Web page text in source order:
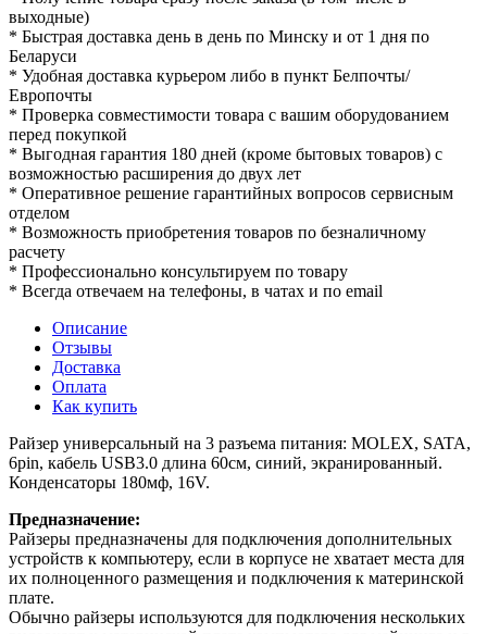
выходные)
* Быстрая доставка день в день по Минску и от 1 дня по
Беларуси
* Удобная доставка курьером либо в пункт Белпочты/
Европочты
* Проверка совместимости товара с вашим оборудованием
перед покупкой
* Выгодная гарантия 180 дней (кроме бытовых товаров) с
возможностью расширения до двух лет
* Оперативное решение гарантийных вопросов сервисным
отделом
* Возможность приобретения товаров по безналичному
расчету
* Профессионально консультируем по товару
* Всегда отвечаем на телефоны, в чатах и по email
Описание
Отзывы
Доставка
Оплата
Как купить
Райзер универсальный на 3 разъема питания: MOLEX, SATA,
6pin, кабель USB3.0 длина 60см, синий, экранированный.
Конденсаторы 180мф, 16V.
Предназначение:
Райзеры предназначены для подключения дополнительных
устройств к компьютеру, если в корпусе не хватает места для
их полноценного размещения и подключения к материнской
плате.
Обычно райзеры используются для подключения нескольких